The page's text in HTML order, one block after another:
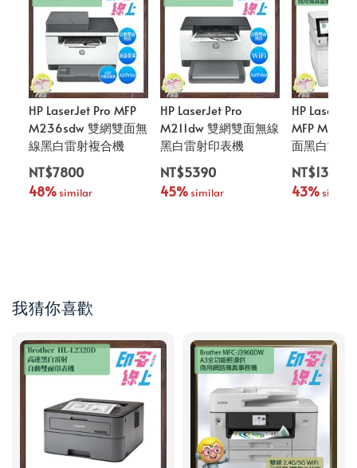
HP LaserJet Pro MFP
M236sdw 雙網雙面無
線黑白雷射複合機
NT$7800
48% similar
HP LaserJet Pro
M211dw 雙網雙面無線
黑白雷射印表機
NT$5390
45% similar
HP
MFP
面黑白雷射
NT$13600
43% similar
我猜你喜歡